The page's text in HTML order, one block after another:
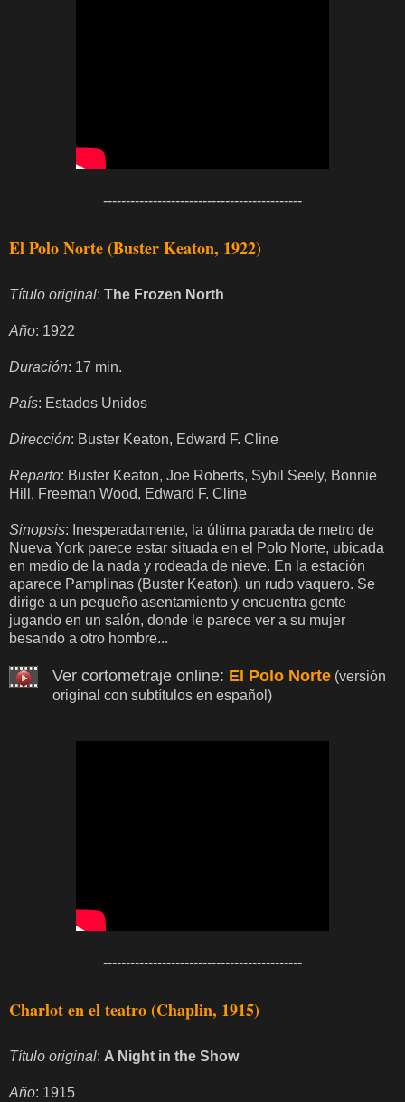
--------------------------------------------
El Polo Norte (Buster Keaton, 1922)
Título original: The Frozen North
Año: 1922
Duración: 17 min.
País: Estados Unidos
Dirección: Buster Keaton, Edward F. Cline
Reparto: Buster Keaton, Joe Roberts, Sybil Seely, Bonnie
Hill, Freeman Wood, Edward F. Cline
Sinopsis: Inesperadamente, la última parada de metro de
Nueva York parece estar situada en el Polo Norte, ubicada
en medio de la nada y rodeada de nieve. En la estación
aparece Pamplinas (Buster Keaton), un rudo vaquero. Se
dirige a un pequeño asentamiento y encuentra gente
jugando en un salón, donde le parece ver a su mujer
besando a otro hombre...
Ver cortometraje online: El Polo Norte (versión
original con subtítulos en español)
--------------------------------------------
Charlot en el teatro (Chaplin, 1915)
Título original: A Night in the Show
Año: 1915